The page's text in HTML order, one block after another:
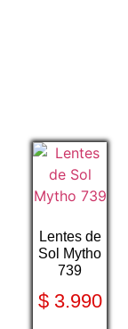
Lentes de
Sol Mytho
739
$3.990